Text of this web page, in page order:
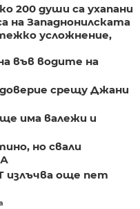
200 души са ухапани
на Западнонилската
усложнение,
във водите на
срещу Джани
има валежи и
но свали
излъчва още пет